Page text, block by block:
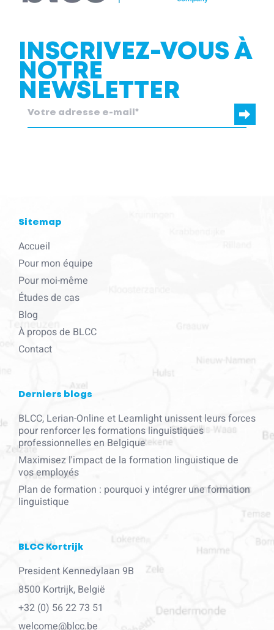
INSCRIVEZ-VOUS À
NOTRE
NEWSLETTER
Sitemap
Accueil
Pour mon équipe
Pour moi-même
Études de cas
Blog
À propos de BLCC
Contact
Derniers blogs
BLCC, Lerian-Online et Learnlight unissent leurs forces
pour renforcer les formations linguistiques
professionnelles en Belgique
Maximisez l'impact de la formation linguistique de
vos employés
Plan de formation : pourquoi y intégrer une formation
linguistique
BLCC Kortrijk
President Kennedylaan 9B
8500 Kortrijk, België
+32 (0) 56 22 73 51
welcome@blcc.be